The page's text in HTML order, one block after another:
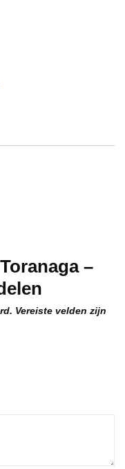
–
Vereiste velden zijn